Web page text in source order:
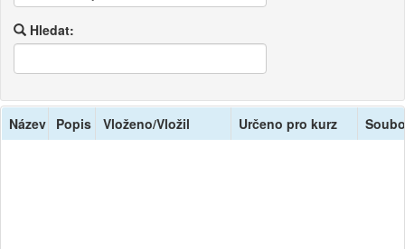
Hledat:
Název Popis Vloženo/Vložil Určeno pro kurz